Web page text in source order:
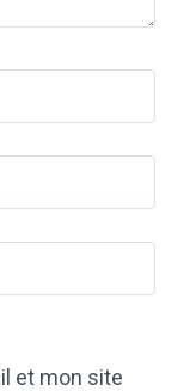
et mon site